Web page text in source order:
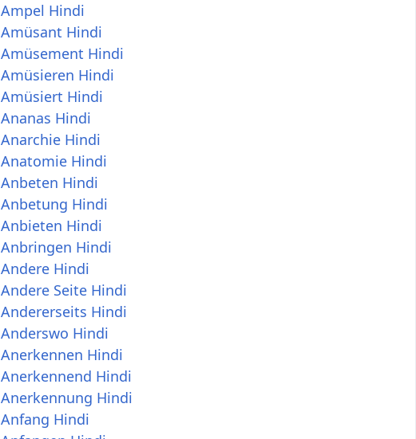
Ampel Hindi
Amüsant Hindi
Amüsement Hindi
Amüsieren Hindi
Amüsiert Hindi
Ananas Hindi
Anarchie Hindi
Anatomie Hindi
Anbeten Hindi
Anbetung Hindi
Anbieten Hindi
Anbringen Hindi
Andere Hindi
Andere Seite Hindi
Andererseits Hindi
Anderswo Hindi
Anerkennen Hindi
Anerkennend Hindi
Anerkennung Hindi
Anfang Hindi